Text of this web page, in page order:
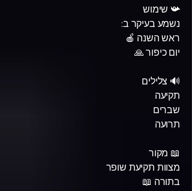
📯 שימוש
נשמע בעיקר ב:
ראש השנה 🍎
יום כיפור 🙏
🔊 צלילים
תקיעה
שברים
תרועה
📖 מקור
מצוות תקיעת שופר
בתורה 📖